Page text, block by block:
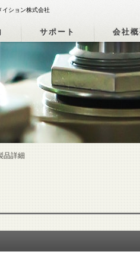
ション株式会社
サポート 会社
品詳細